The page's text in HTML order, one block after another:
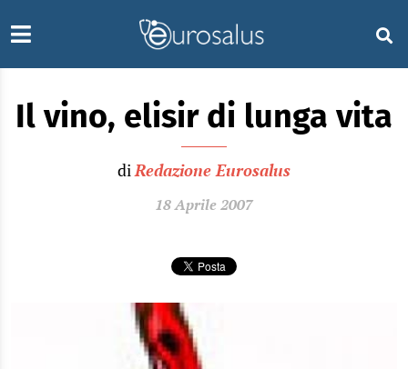
Il vino, elisir di lunga vita
diRedazione Eurosalus
18 Aprile 2007